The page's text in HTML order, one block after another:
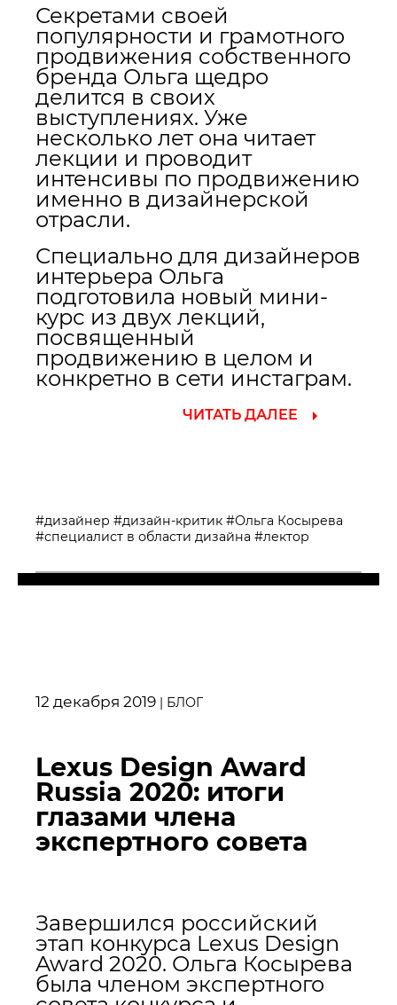
Секретами своей
популярности и грамотного
продвижения собственного
бренда Ольга щедро
делится в своих
выступлениях. Уже
несколько лет она читает
лекции и проводит
интенсивы по продвижению
именно в дизайнерской
отрасли.
Специально для дизайнеров
интерьера Ольга
подготовила новый мини-
курс из двух лекций,
посвященный
продвижению в целом и
конкретно в сети инстаграм.
ЧИТАТЬ ДАЛЕЕ
#дизайнер #дизайн-критик #Ольга Косырева
#специалист в области дизайна #лектор
12 декабря 2019 | БЛОГ
Lexus Design Award
Russia 2020: итоги
глазами члена
экспертного совета
Завершился российский
этап конкурса Lexus Design
Award 2020. Ольга Косырева
была членом экспертного